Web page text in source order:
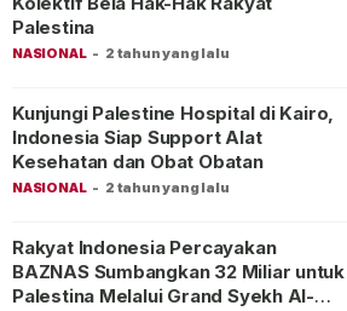
NASIONAL - 2 tahun yang lalu
Palestina
NASIONAL - 2 tahun yang lalu
Kunjungi Palestine Hospital di Kairo,
Indonesia Siap Support Alat
Kesehatan dan Obat Obatan
Rakyat Indonesia Percayakan
BAZNAS Sumbangkan 32 Miliar untuk
Palestina Melalui Grand Syekh Al-